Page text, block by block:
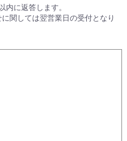
内に返答します。
関しては翌営業日の受付となり